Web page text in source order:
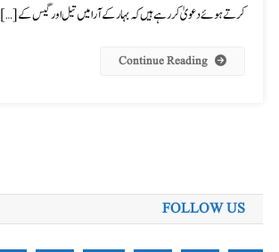
کرتے ہوئے دعویٰ کر رہے ہیں کہ بہار کے آرا میں تیل اور گیس کے […]
Continue Reading
FOLLOW US